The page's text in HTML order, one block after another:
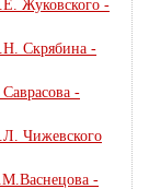
Жуковского -
Скрябина -
-
Чижевского
-